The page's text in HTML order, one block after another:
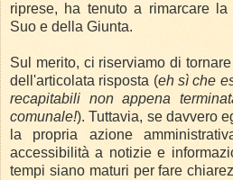
riprese, ha tenuto a rimarcare la
Suo e della Giunta.
Sul merito, ci riserviamo di
dell'articolata risposta (eh sì che
recapitabili non appena
comunale!).Tuttavia, se davvero
la propria azione
accessibilità a notizie e
tempi siano maturi per fare